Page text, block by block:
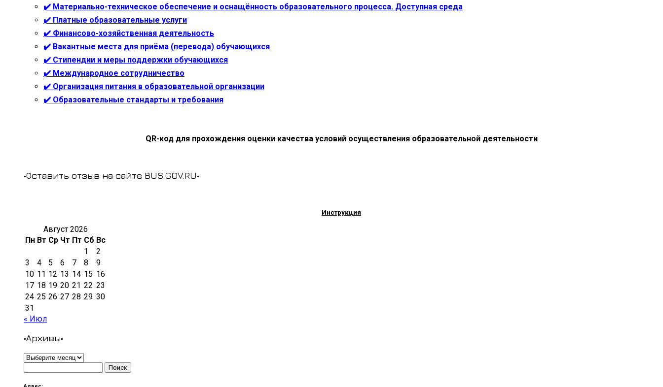
✔️ Материально-техническое обеспечение и оснащённость образовательного процесса. Доступная среда
✔️ Платные образовательные услуги
✔️ Финансово-хозяйственная деятельность
✔️ Вакантные места для приёма (перевода) обучающихся
✔️ Стипендии и меры поддержки обучающихся
✔️ Международное сотрудничество
✔️ Организация питания в образовательной организации
✔️ Образовательные стандарты и требования
QR-код для прохождения оценки качества условий осуществления образовательной деятельности
•Оставить отзыв на сайте BUS.GOV.RU•
Инструкция
Август 2026
Пн Вт Ср Чт Пт Сб Вс
1
2
3
4 5 6 7 8
9
10 11 12 13 14 15 16
17 18 19 20 21 22 23
24 25 26 27 28 29 30
31
« Июл
•Архивы•
•Архивы•